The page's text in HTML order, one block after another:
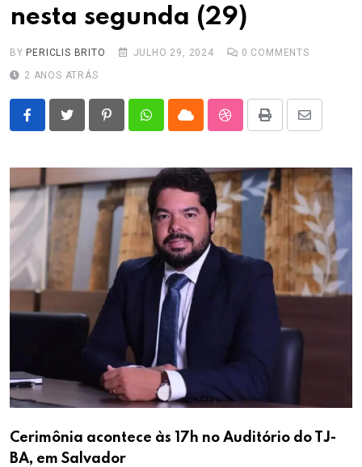
nesta segunda (29)
BY PERICLIS BRITO JULHO 29, 2024 0 COMMENTS
2 ANOS ATRÁS
PinterestWhatsappCloud StumbleUpon
Print
Share
Email
Cerimônia acontece às 17h no Auditório do TJ-
BA, em Salvador